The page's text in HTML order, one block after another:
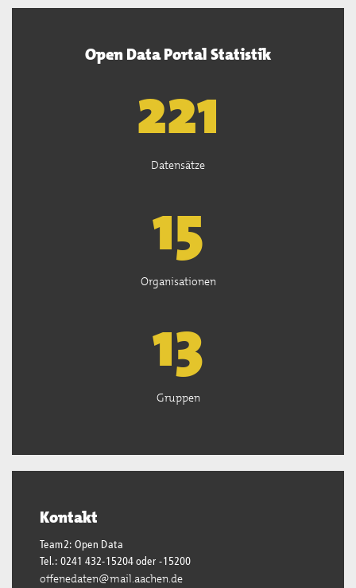
Open Data Portal Statistik
222
Datensätze
15
Organisationen
13
Gruppen
Kontakt
Team2: Open Data
Tel.: 0241 432-15204 oder -15200
offenedaten@mail.aachen.de